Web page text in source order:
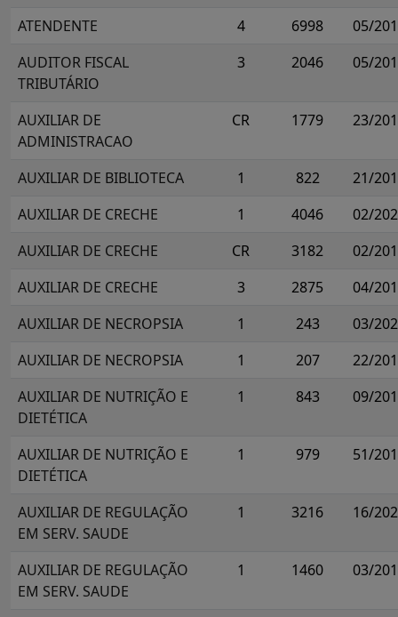
ATENDENTE
4 6998
05/
AUDITOR FISCAL
TRIBUTÁRIO
3 2046 05/
AUXILIAR DE
ADMINISTRACAO
CR 1779 23/
AUXILIAR DE BIBLIOTECA 1 822
21/
AUXILIAR DE CRECHE
1 4046
02/
AUXILIAR DE CRECHE
CR 3182
02/
AUXILIAR DE CRECHE
3 2875
04/
AUXILIAR DE NECROPSIA
1 243
03/
AUXILIAR DE NECROPSIA
1 207
22/
AUXILIAR DE NUTRIÇÃO E
DIETÉTICA
1 843 09/
AUXILIAR DE NUTRIÇÃO E
DIETÉTICA
1 979 51/
AUXILIAR DE REGULAÇÃO
EM SERV. SAUDE
1 3216 16/
AUXILIAR DE REGULAÇÃO
EM SERV. SAUDE
1 1460 03/